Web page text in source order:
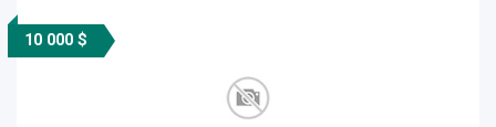
10 000 $